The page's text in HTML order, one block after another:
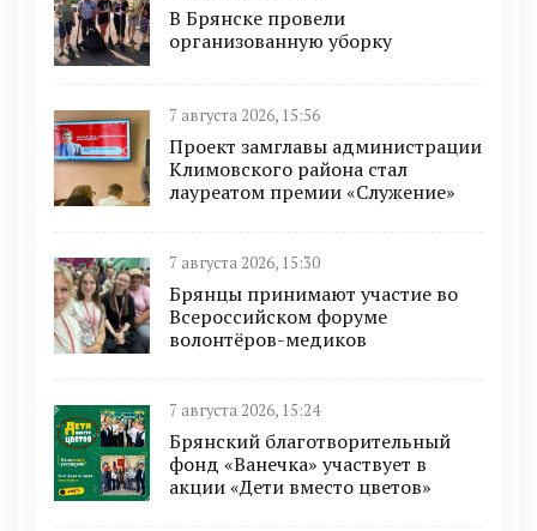
В Брянске провели
организованную уборку
7 августа 2026, 15:56
Проект замглавы администрации
Климовского района стал
лауреатом премии «Служение»
7 августа 2026, 15:30
Брянцы принимают участие во
Всероссийском форуме
волонтёров-медиков
7 августа 2026, 15:24
Брянский благотворительный
фонд «Ванечка» участвует в
акции «Дети вместо цветов»